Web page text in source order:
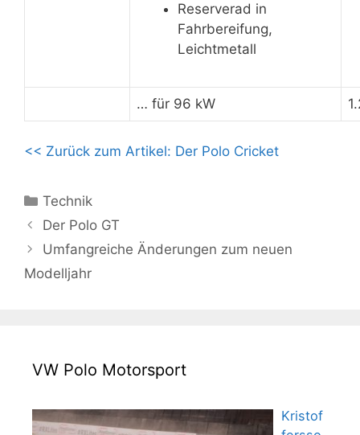
Reserverad in
Fahrbereifung,
Leichtmetall
… für 96 kW
<< Zurück zum Artikel: Der Polo Cricket
Kategorien
Technik
Der Polo GT
Umfangreiche Änderungen zum neuen
Modelljahr
VW Polo Motorsport
Kristof